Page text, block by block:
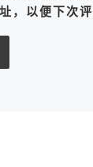
，以便下次评